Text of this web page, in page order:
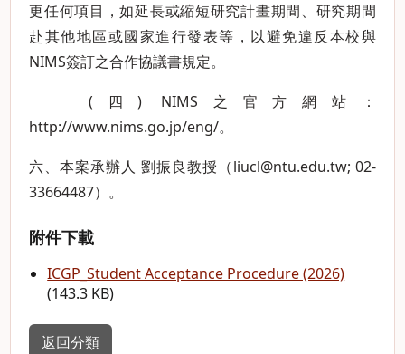
更任何項目，如延長或縮短研究計畫期間、研究期間
赴其他地區或國家進行發表等，以避免違反本校與
NIMS簽訂之合作協議書規定。
(四) NIMS之官方網站：
http://www.nims.go.jp/eng/。
六、本案承辦人 劉振良教授（liucl@ntu.edu.tw; 02-
33664487）。
附件下載
ICGP_Student Acceptance Procedure (2026)
(143.3 KB)
返回分類